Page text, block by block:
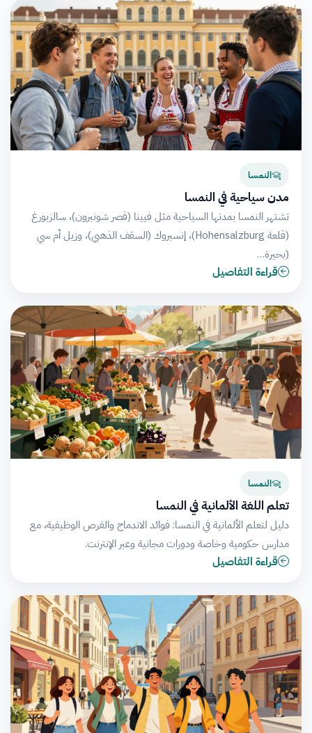
النمسا
مدن سياحية في النمسا
تشتهر النمسا بمدنها السياحية مثل فيينا (قصر شونبرون)، سالزبورغ
(قلعة Hohensalzburg)، إنسبروك (السقف الذهبي)، وزيل أم سي
(بحيرة…
قراءة التفاصيل
النمسا
تعلم اللغة الألمانية في النمسا
دليل لتعلم الألمانية في النمسا: فوائد الاندماج والفرص الوظيفية، مع
مدارس حكومية وخاصة ودورات مجانية وعبر الإنترنت.
قراءة التفاصيل